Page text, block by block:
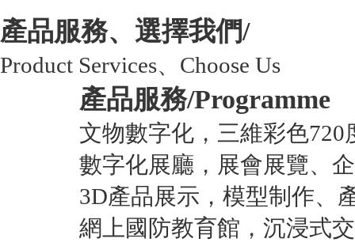
產品服務、選擇我們/
Product Services、Choose Us
產品服務/Programme
文物數字化，三維彩色720
數字化展廳，展會展覽、
3D產品展示，模型制作、
網上國防教育館，沉浸式